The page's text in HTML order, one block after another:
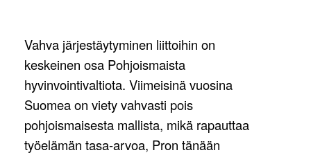
Vahva järjestäytyminen liittoihin on
keskeinen osa Pohjoismaista
hyvinvointivaltiota. Viimeisinä vuosina
Suomea on viety vahvasti pois
pohjoismaisesta mallista, mikä rapauttaa
työelämän tasa-arvoa, Pron tänään